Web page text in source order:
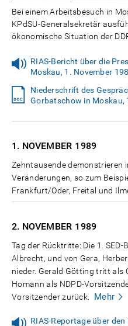
Bei einem Arbeitsbesuch in
KPdSU-Generalsekretär
ökonomische Situation der
RIAS-Bericht über die
Moskau, 1. November
Niederschrift des
Gorbatschow in Moskau,
1. NOVEMBER 1989
Zehntausende demonstrieren
Veränderungen, so zum
Frankfurt/Oder, Freital und
2. NOVEMBER 1989
Tag der Rücktritte: Die 1.
Albrecht, und von Gera,
nieder. Gerald Götting tritt als
Homann als NDPD-
Vorsitzender zurück.
Mehr
RIAS-Reportage über